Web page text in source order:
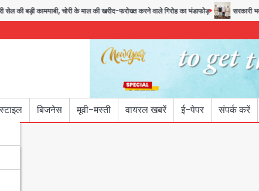
बड़ी कामयाबी, चोरी के माल की खरीद-फरोख्त करने वाले गिरोह का भंडाफोड़ सरकारी भर्ती
बिजनेस मूवी-मस्ती वायरल खबरें ई-पेपर संपर्क करें